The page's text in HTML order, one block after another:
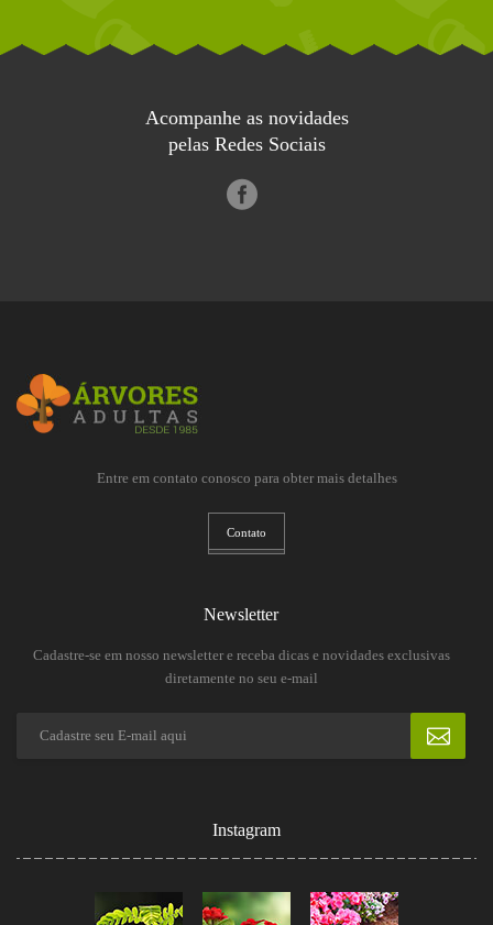
Acompanhe as novidades
pelas Redes Sociais
Entre em contato conosco para obter mais detalhes
Contato
Newsletter
Cadastre-se em nosso newsletter e receba dicas e novidades exclusivas
diretamente no seu e-mail
Instagram